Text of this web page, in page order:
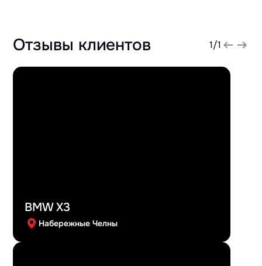
Отзывы клиентов 1/1
BMW X3
Набережные Челны